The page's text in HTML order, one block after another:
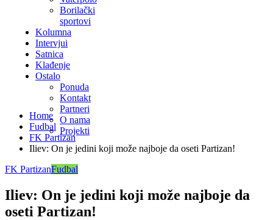
Borilački
sportovi
Kolumna
Intervjui
Satnica
Klađenje
Ostalo
Ponuda
Kontakt
Partneri
O nama
Projekti
Home
Fudbal
FK Partizan
Iliev: On je jedini koji može najboje da oseti Partizan!
FK PartizanFudbal
Iliev: On je jedini koji može najboje da
oseti Partizan!